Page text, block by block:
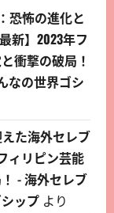
恐怖の進化と
新】2023年フ
衝撃の破局！
なの世界ゴシ
えた海外セレブ
ィリピン芸能
- 海外セレブ
ップ より